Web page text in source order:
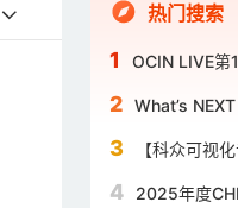
热门搜索
1
OCIN LIVE第
化手术示教
2 What’s
3
【科众可视
4
2025年度